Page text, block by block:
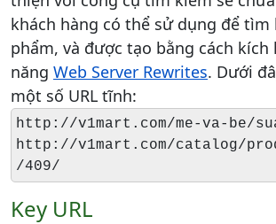
khách hàng có thể sử dụng để tìm
phẩm, và được tạo bằng cách kích
năng Web Server Rewrites. Dưới
một số URL tĩnh:
http://v1mart.com/me-va-be/
http://v1mart.com/catalog/
/409/
Key URL